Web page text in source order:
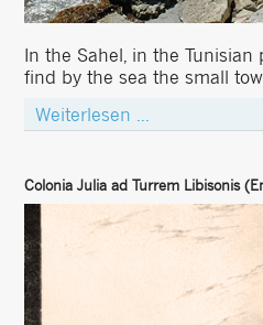
In the Sahel, in the Tunisian
find by the sea the small
Weiterlesen ...
Colonia Julia ad Turrem Libisonis